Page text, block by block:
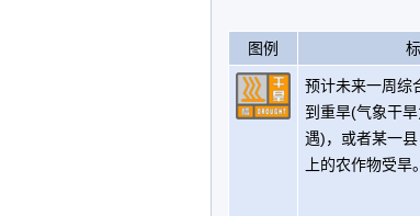
图例
预计未来一周综
到重旱(气象干
遇)，或者某一
上的农作物受旱。